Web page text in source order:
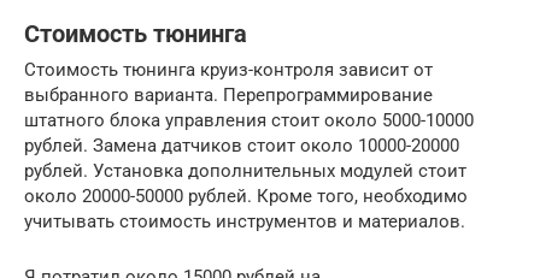
Стоимость тюнинга
Стоимость тюнинга круиз-контроля зависит от
выбранного варианта. Перепрограммирование
штатного блока управления стоит около 5000-10000
рублей. Замена датчиков стоит около 10000-20000
рублей. Установка дополнительных модулей стоит
около 20000-50000 рублей. Кроме того, необходимо
учитывать стоимость инструментов и материалов.